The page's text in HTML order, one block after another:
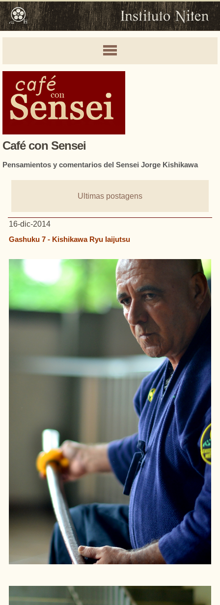
Café con Sensei
Pensamientos y comentarios del Sensei Jorge Kishikawa
Ultimas postagens
16-dic-2014
Gashuku 7 - Kishikawa Ryu Iaijutsu